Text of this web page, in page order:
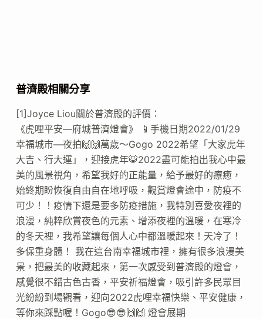
普濟殿相關分享
[1]Joyce Liou關於普濟殿的評價：
《虎哩平安—府城普濟燈會》 📱手機日期2022/01/29
幸福城市—夜拍🙌🙌萬歲～Gogo 2022希望「大家虎年
大吉、行大運」，迎接虎年🐯2022盡可能拍出我心中最
美的風景視角，希望我好的正能量，給予最好的療癒，
始終期盼恢復自由自在地呼吸，觀賞燈會途中，防疫不
可少！！疫情下還是要多防疫措施，我特別喜愛夜裡的
浪漫，純粹欣賞夜色的元素、增添夜裡的溫暖，在寒冷
的冬天裡，我希望讓每個人心中都溫暖起來！天冷了！
多保重身體！ 我在這台南幸福城市裡，擁有很多浪漫美
景，把最美的收藏起來，第一次感受到普濟殿的燈會，
感覺很不錯古色古香，平安祈福燈會，吸引許多民眾目
光紛紛到場觀看，迎向2022虎哩幸福快樂、平安健康，
等你來踩點喔！Gogo😎😎🙌🙌 燈會展期